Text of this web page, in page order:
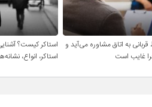
به اتاق مشاوره می‌آید و
غایب است
استاکر کیست؟
استاکر، انواع،